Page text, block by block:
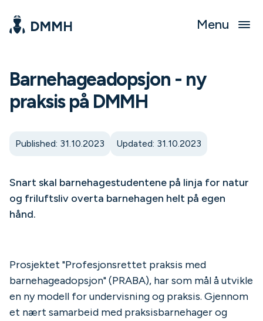
Menu
Barnehageadopsjon - ny
praksis på DMMH
Published: 31.10.2023 Updated: 31.10.2023
Snart skal barnehagestudentene på linja for natur
og friluftsliv overta barnehagen helt på egen
hånd.
Prosjektet "Profesjonsrettet praksis med
barnehageadopsjon" (PRABA), har som mål å utvikle
en ny modell for undervisning og praksis. Gjennom
et nært samarbeid med praksisbarnehager og